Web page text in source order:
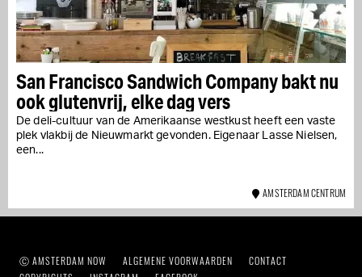
San Francisco Sandwich Company bakt nu
ook glutenvrij, elke dag vers
De deli-cultuur van de Amerikaanse westkust heeft een vaste
plek vlakbij de Nieuwmarkt gevonden. Eigenaar Lasse Nielsen,
een...
AMSTERDAM CENTRUM
Ⓒ AMSTERDAM NOW ALGEMENE VOORWAARDEN
CONTACT